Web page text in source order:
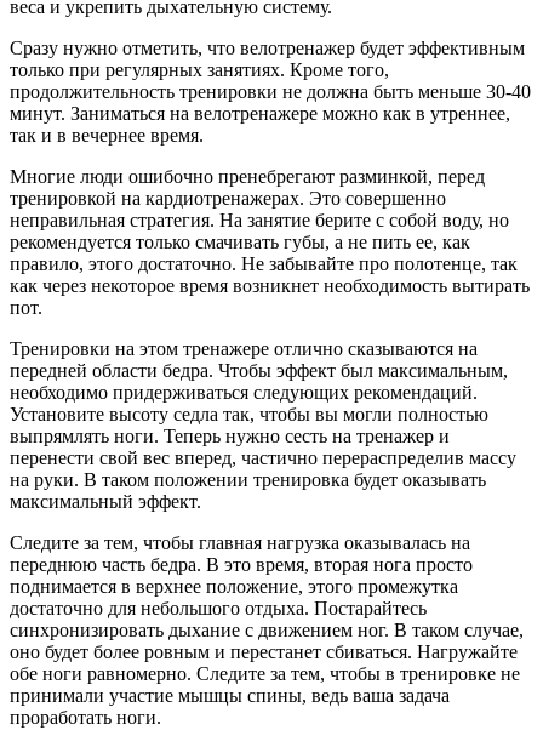
веса и укрепить дыхательную систему.
Сразу нужно отметить, что велотренажер будет эффективным
только при регулярных занятиях. Кроме того,
продолжительность тренировки не должна быть меньше 30-40
минут. Заниматься на велотренажере можно как в утреннее,
так и в вечернее время.
Многие люди ошибочно пренебрегают разминкой, перед
тренировкой на кардиотренажерах. Это совершенно
неправильная стратегия. На занятие берите с собой воду, но
рекомендуется только смачивать губы, а не пить ее, как
правило, этого достаточно. Не забывайте про полотенце, так
как через некоторое время возникнет необходимость вытирать
пот.
Тренировки на этом тренажере отлично сказываются на
передней области бедра. Чтобы эффект был максимальным,
необходимо придерживаться следующих рекомендаций.
Установите высоту седла так, чтобы вы могли полностью
выпрямлять ноги. Теперь нужно сесть на тренажер и
перенести свой вес вперед, частично перераспределив массу
на руки. В таком положении тренировка будет оказывать
максимальный эффект.
Следите за тем, чтобы главная нагрузка оказывалась на
переднюю часть бедра. В это время, вторая нога просто
поднимается в верхнее положение, этого промежутка
достаточно для небольшого отдыха. Постарайтесь
синхронизировать дыхание с движением ног. В таком случае,
оно будет более ровным и перестанет сбиваться. Нагружайте
обе ноги равномерно. Следите за тем, чтобы в тренировке не
принимали участие мышцы спины, ведь ваша задача
проработать ноги.